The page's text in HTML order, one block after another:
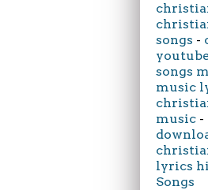
songs -
songs
music
music -
lyrics
Songs